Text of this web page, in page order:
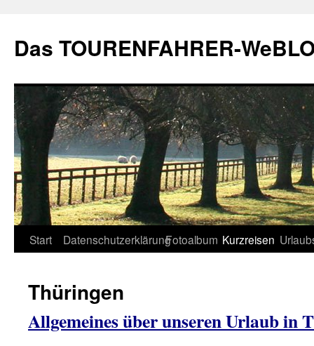
springen
Das TOURENFAHRER-
Start DatenschutzerklärungFotoalbum Kurzreisen
Thüringen
Allgemeines über unseren Urlaub in